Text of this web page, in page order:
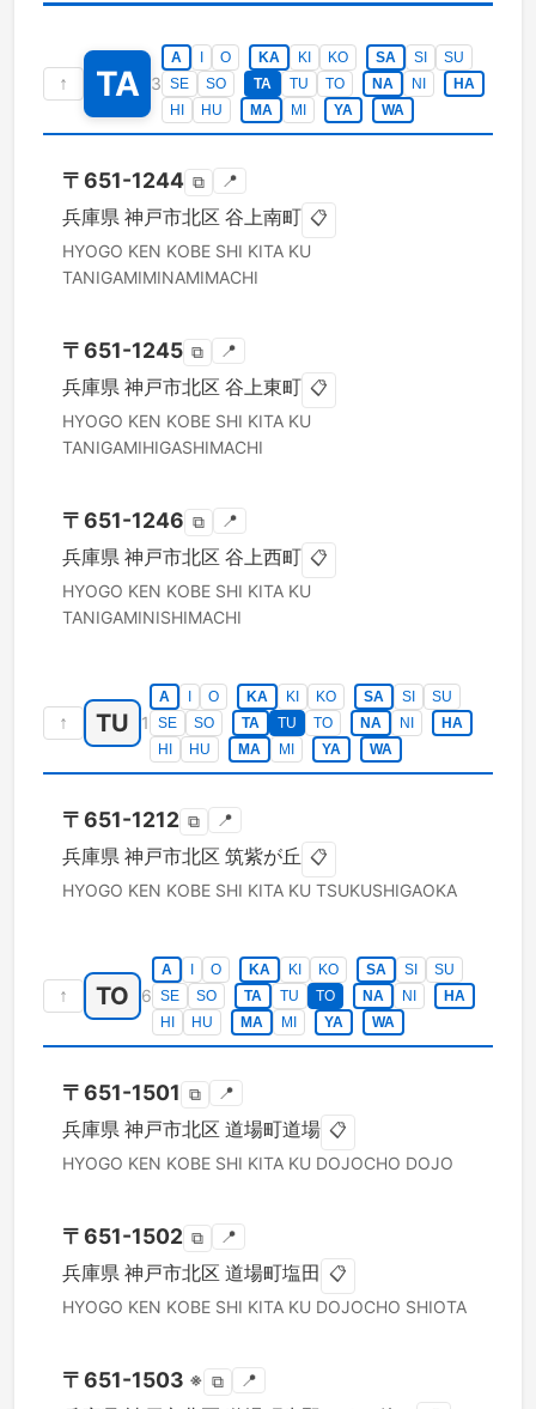
↑ TA 3
A O KA KI KO SA SI
SU
SE
SO TA TU TO NA NI
HA
HI
HU MA MI YA WA
〒651-1244 ⧉ 📍
兵庫県 神戸市北区 谷上南町 📋
HYOGO KEN KOBE SHI KITA KU
TANIGAMIMINAMIMACHI
〒651-1245 ⧉ 📍
兵庫県 神戸市北区 谷上東町 📋
HYOGO KEN KOBE SHI KITA KU
TANIGAMIHIGASHIMACHI
〒651-1246 ⧉ 📍
兵庫県 神戸市北区 谷上西町 📋
HYOGO KEN KOBE SHI KITA KU
TANIGAMINISHIMACHI
↑ TU 1
A O KA KI KO SA SI
SU
SE
SO TA TU TO NA NI
HA
HI
HU MA MI YA WA
〒651-1212 ⧉ 📍
兵庫県 神戸市北区 筑紫が丘 📋
HYOGO KEN KOBE SHI KITA KU TSUKUSHIGAOKA
↑ TO 6
A O KA KI KO SA SI
SU
SE
SO TA TU TO NA NI
HA
HI
HU MA MI YA WA
〒651-1501 ⧉ 📍
兵庫県 神戸市北区 道場町道場 📋
HYOGO KEN KOBE SHI KITA KU DOJOCHO DOJO
〒651-1502 ⧉ 📍
兵庫県 神戸市北区 道場町塩田 📋
HYOGO KEN KOBE SHI KITA KU DOJOCHO SHIOTA
〒651-1503 ※ ⧉ 📍